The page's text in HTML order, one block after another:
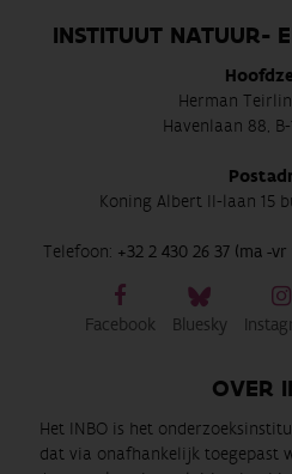
INSTITUUT NATUUR-
Herman
Havenlaan 88,
Koning Albert II-laan 15
Telefoon: +32 2 430 26 37 (ma -
Facebook Bluesky
OVER
Het INBO is het
dat via onafhankelijk toegepast